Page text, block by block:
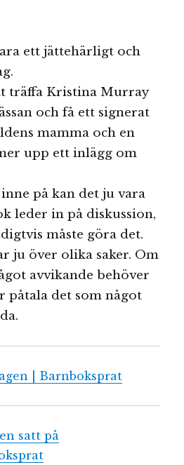
ett jättehärligt och
träffa Kristina Murray
och få ett signerat
mamma och en
upp ett inlägg om
på kan det ju vara
leder in på diskussion,
måste göra det.
ju över olika saker. Om
avvikande behöver
påtala det som något
| Barnboksprat
satt på